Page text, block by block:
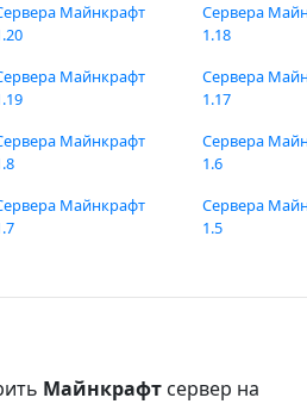
Майнкрафт
Майнкрафт
Сервера
1.18
Сервера
1.17
Майнкрафт
Майнкрафт
Сервера
1.6
Сервера
1.5
Майнкрафт сервер на